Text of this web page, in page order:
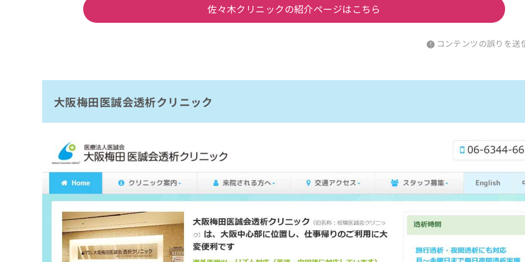
佐々木クリニックの紹介ページはこちら
コンテンツの誤りを送
大阪梅田医誠会透析クリニック